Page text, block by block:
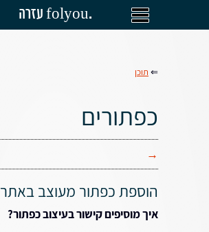
עזרה folyou.
⇐ תוכן
כפתורים
→
הוספת כפתור מעוצב באתר
איך מוסיפים קישור בעיצוב כפתור?